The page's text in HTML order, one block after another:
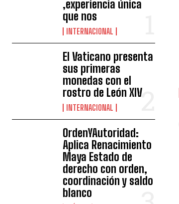
,experiencia única
que nos
INTERNACIONAL
El Vaticano presenta
sus primeras
monedas con el
rostro de León XIV
INTERNACIONAL
OrdenYAutoridad:
Aplica Renacimiento
Maya Estado de
derecho con orden,
coordinación y saldo
blanco